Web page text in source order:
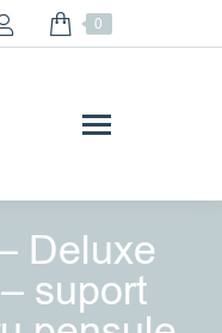
0
Deluxe
suport